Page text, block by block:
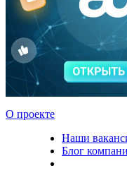
О проекте
Наши
Блог